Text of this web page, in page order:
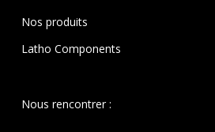
Nos produits
Latho Components
Nous rencontrer :